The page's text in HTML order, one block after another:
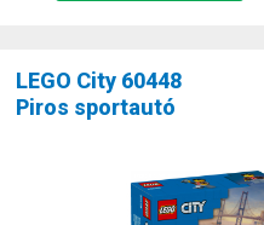
LEGO City 60448
Piros sportautó